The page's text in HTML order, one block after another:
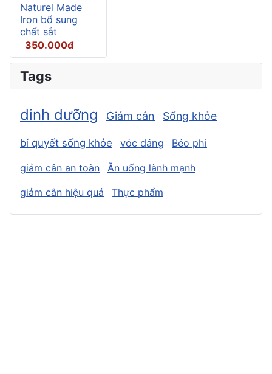
Naturel Made
Iron bổ sung
chất sắt
350.000đ
Tags
dinh dưỡng Giảm cân Sống khỏe
bí quyết sống khỏe vóc dáng Béo phì
giảm cân an toàn
Ăn uống lành mạnh
giảm cân hiệu quả
Thực phẩm